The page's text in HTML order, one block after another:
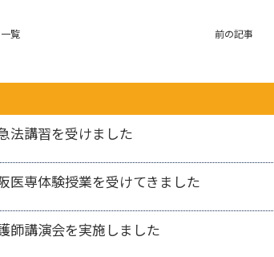
覧 前の記事
法講習を受けました
医専体験授業を受けてきました
師講演会を実施しました